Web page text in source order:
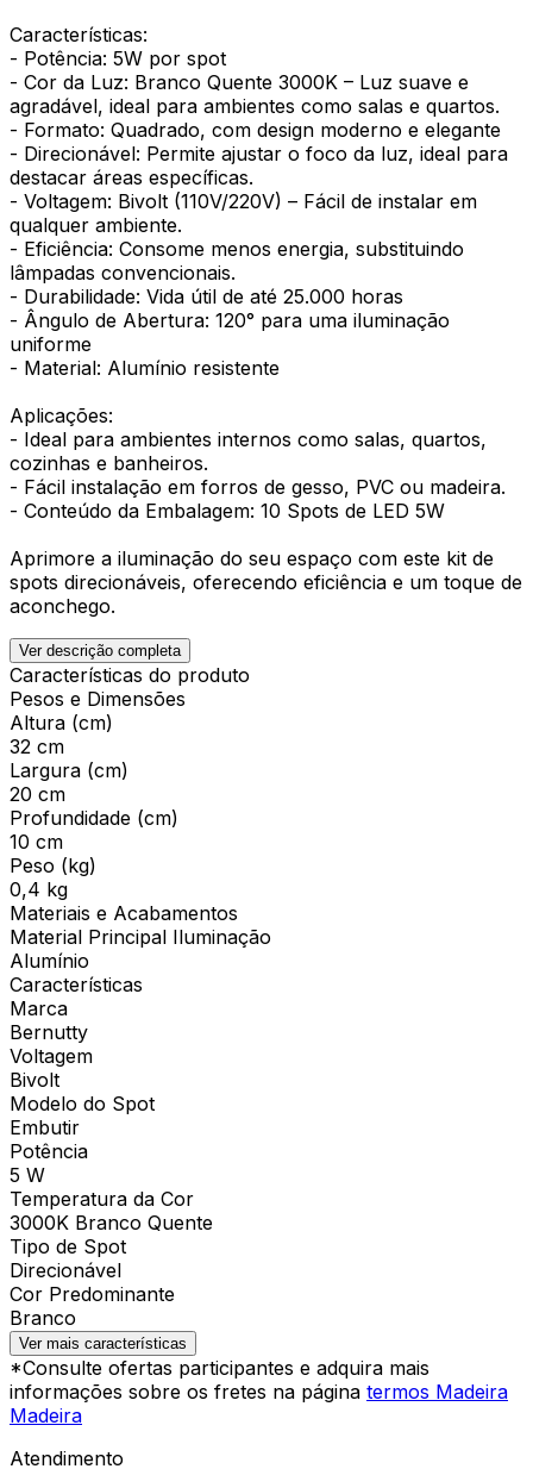
Características:
- Potência: 5W por spot
- Cor da Luz: Branco Quente 3000K – Luz suave e
agradável, ideal para ambientes como salas e quartos.
- Formato: Quadrado, com design moderno e elegante
- Direcionável: Permite ajustar o foco da luz, ideal para
destacar áreas específicas.
- Voltagem: Bivolt (110V/220V) – Fácil de instalar em
qualquer ambiente.
- Eficiência: Consome menos energia, substituindo
lâmpadas convencionais.
- Durabilidade: Vida útil de até 25.000 horas
- Ângulo de Abertura: 120° para uma iluminação
uniforme
- Material: Alumínio resistente
Aplicações:
- Ideal para ambientes internos como salas, quartos,
cozinhas e banheiros.
- Fácil instalação em forros de gesso, PVC ou madeira.
- Conteúdo da Embalagem: 10 Spots de LED 5W
Aprimore a iluminação do seu espaço com este kit de
spots direcionáveis, oferecendo eficiência e um toque de
aconchego.
Ver descrição completa
Características do produto
Pesos e Dimensões
Altura (cm)
32 cm
Largura (cm)
20 cm
Profundidade (cm)
10 cm
Peso (kg)
0,4 kg
Materiais e Acabamentos
Material Principal Iluminação
Alumínio
Características
Marca
Bernutty
Voltagem
Bivolt
Modelo do Spot
Embutir
Potência
5 W
Temperatura da Cor
3000K Branco Quente
Tipo de Spot
Direcionável
Cor Predominante
Branco
Ver mais características
*Consulte ofertas participantes e adquira mais
informações sobre os fretes na página termos Madeira
Madeira
Atendimento